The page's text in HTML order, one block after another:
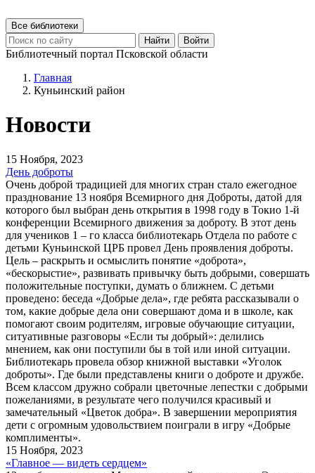
Все библиотеки
Найти
Войти
Библиотечный портал Псковской области
Главная
Куньинский район
Новости
15 Ноября, 2023
День доброты
Очень доброй традицией для многих стран стало ежегодное
празднование 13 ноября Всемирного дня Доброты, датой для
которого был выбран день открытия в 1998 году в Токио 1-й
конференции Всемирного движения за доброту. В этот день
для учеников 1 – го класса библиотекарь Отдела по работе с
детьми Куньинской ЦРБ провел День проявления доброты.
Цель – раскрыть и осмыслить понятие «доброта»,
«бескорыстие», развивать привычку быть добрыми, совершать
положительные поступки, думать о ближнем. С детьми
проведено: беседа «Добрые дела», где ребята рассказывали о
том, какие добрые дела они совершают дома и в школе, как
помогают своим родителям, игровые обучающие ситуации,
ситуативные разговоры «Если ты добрый»: делились
мнением, как они поступили бы в той или иной ситуации.
Библиотекарь провела обзор книжной выставки «Уголок
доброты». Где были представлены книги о доброте и дружбе.
Всем классом дружно собрали цветочные лепестки с добрыми
пожеланиями, в результате чего получился красивый и
замечательный «Цветок добра». В завершении мероприятия
дети с огромным удовольствием поиграли в игру «Добрые
комплименты».
15 Ноября, 2023
«Главное — видеть сердцем»